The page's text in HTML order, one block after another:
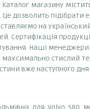
магазину
Це дозволить
на
Сертифікація
Наші менеджери
максимально стислий
вже наступного
для Volvo